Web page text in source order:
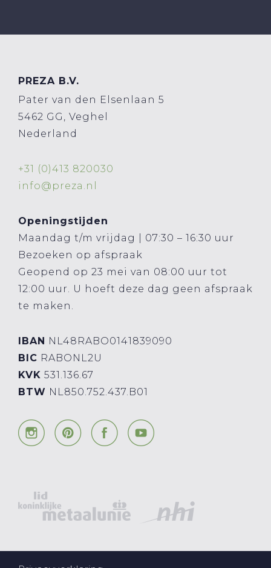
PREZA B.V.
Pater van den Elsenlaan 5
5462 GG, Veghel
Nederland
+31 (0)413 820030
info@preza.nl
Openingstijden
Maandag t/m vrijdag | 07:30 – 16:30 uur
Bezoeken op afspraak
Geopend op 23 mei van 08:00 uur tot
12:00 uur. U hoeft deze dag geen afspraak
te maken.
IBAN NL48RABO0141839090
BIC RABONL2U
KVK 531.136.67
BTW NL850.752.437.B01